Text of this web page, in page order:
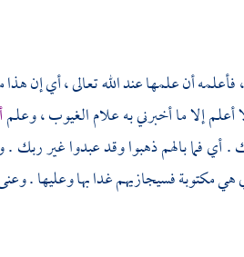
، فأعلمه أن علمها عند الله تعالى ، أي
أعلم إلا ما أخبرني به علام الغيوب ، وعلم
. أي فما بالهم ذهبوا وقد عبدوا غير ربك
هي مكتوبة فسيجازيهم غدا بها وعليها .